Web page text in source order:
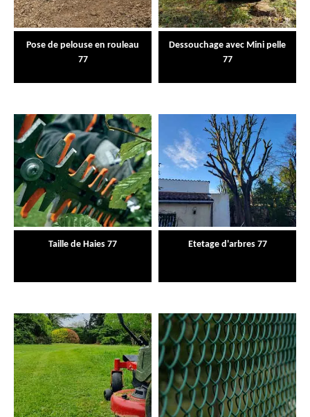
Pose de pelouse en rouleau
77
Dessouchage avec Mini pelle
77
Taille de Haies 77 Etetage d'arbres 77